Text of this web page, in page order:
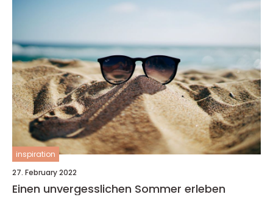
inspiration
27. February 2022
Einen unvergesslichen Sommer erleben